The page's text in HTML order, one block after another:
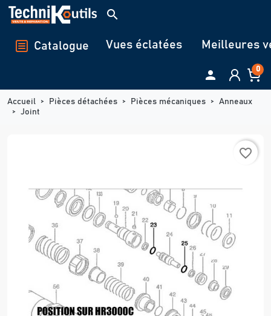
Panneau de gestion des cookies
search
Catalogue Vues éclatées Meilleures
 0
Accueil Pièces détachées Pièces mécaniques
Anneaux
Joint
favorite_border